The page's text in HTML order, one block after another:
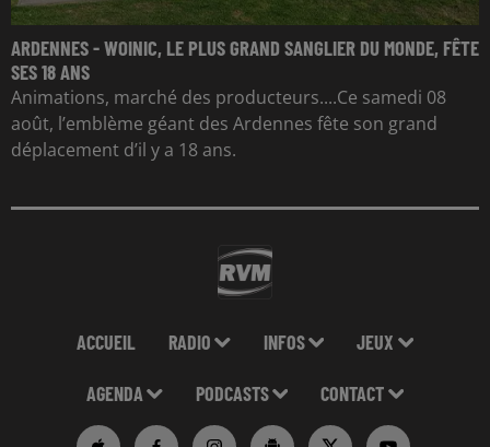
ARDENNES - WOINIC, LE PLUS GRAND SANGLIER DU MONDE, FÊTE
SES 18 ANS
Animations, marché des producteurs....Ce samedi 08
août, l’emblème géant des Ardennes fête son grand
déplacement d’il y a 18 ans.
ACCUEIL RADIO INFOS JEUX
AGENDA PODCASTS CONTACT